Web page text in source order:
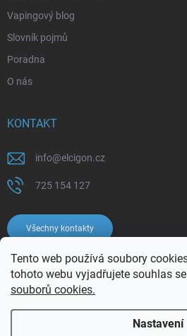
Tento web používá soubory
tohoto webu vyjadřujete souhlas se
souborů cookies.
Nastavení
Vapingový blog
Slovník pojmů
Poradna
O nás
KONTAKT
info@elcigon.cz
725 154 127
Všechny kontakty